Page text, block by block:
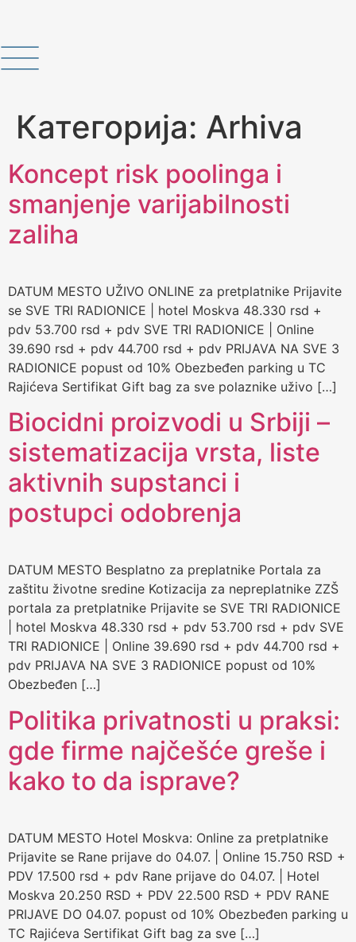
Категорија: Arhiva
Koncept risk poolinga i
smanjenje varijabilnosti
zaliha
DATUM MESTO UŽIVO ONLINE za pretplatnike Prijavite
se SVE TRI RADIONICE | hotel Moskva 48.330 rsd +
pdv 53.700 rsd + pdv SVE TRI RADIONICE | Online
39.690 rsd + pdv 44.700 rsd + pdv PRIJAVA NA SVE 3
RADIONICE popust od 10% Obezbeđen parking u TC
Rajićeva Sertifikat Gift bag za sve polaznike uživo […]
Biocidni proizvodi u Srbiji –
sistematizacija vrsta, liste
aktivnih supstanci i
postupci odobrenja
DATUM MESTO Besplatno za preplatnike Portala za
zaštitu životne sredine Kotizacija za nepreplatnike ZZŠ
portala za pretplatnike Prijavite se SVE TRI RADIONICE
| hotel Moskva 48.330 rsd + pdv 53.700 rsd + pdv SVE
TRI RADIONICE | Online 39.690 rsd + pdv 44.700 rsd +
pdv PRIJAVA NA SVE 3 RADIONICE popust od 10%
Obezbeđen […]
Politika privatnosti u praksi:
gde firme najčešće greše i
kako to da isprave?
DATUM MESTO Hotel Moskva: Online za pretplatnike
Prijavite se Rane prijave do 04.07. | Online 15.750 RSD +
PDV 17.500 rsd + pdv Rane prijave do 04.07. | Hotel
Moskva 20.250 RSD + PDV 22.500 RSD + PDV RANE
PRIJAVE DO 04.07. popust od 10% Obezbeđen parking u
TC Rajićeva Sertifikat Gift bag za sve […]